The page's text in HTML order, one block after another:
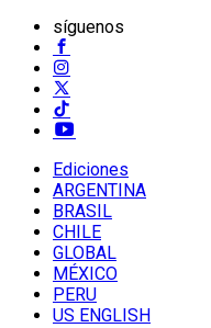
síguenos
Ediciones
ARGENTINA
BRASIL
CHILE
GLOBAL
MÉXICO
PERU
US ENGLISH